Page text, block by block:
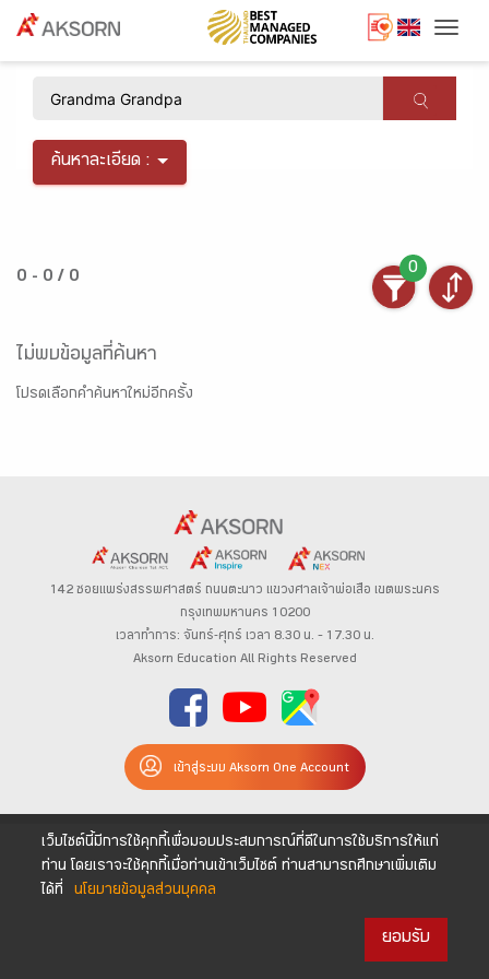
ค้นหาละเอียด :
0 - 0 / 0
0
ไม่พบข้อมูลที่ค้นหา
โปรดเลือกคำค้นหาใหม่อีกครั้ง
142 ซอยแพร่งสรรพศาสตร์ ถนนตะนาว แขวงศาลเจ้าพ่อเสือ เขตพระนคร
กรุงเทพมหานคร 10200
เวลาทำการ: จันทร์-ศุกร์ เวลา 8.30 น. – 17.30 น.
Aksorn Education All Rights Reserved
เข้าสู่ระบบ Aksorn One Account
เว็บไซต์นี้มีการใช้คุกกี้เพื่อมอบประสบการณ์ที่ดีในการใช้บริการให้แก่
ท่าน โดยเราจะใช้คุกกี้เมื่อท่านเข้าเว็บไซต์ ท่านสามารถศึกษาเพิ่มเติม
ได้ที่
นโยบายข้อมูลส่วนบุคคล
ยอมรับ